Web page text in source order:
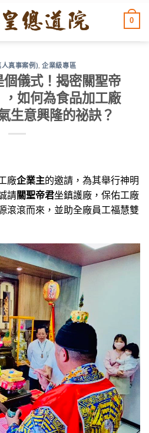
0
真事案例) ,企業級專區
儀式！揭密關聖帝
如何為食品加工廠
生意興隆的祕訣？
廠企業主的邀請，為其舉行神明
請關聖帝君坐鎮護廠，保佑工廠
滾滾而來，並助全廠員工福慧雙